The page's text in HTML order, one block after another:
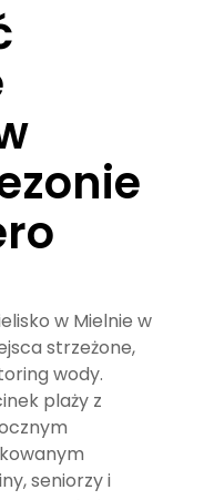
w Mielnie w
strzeżone,
wody.
plaży z
seniorzy i